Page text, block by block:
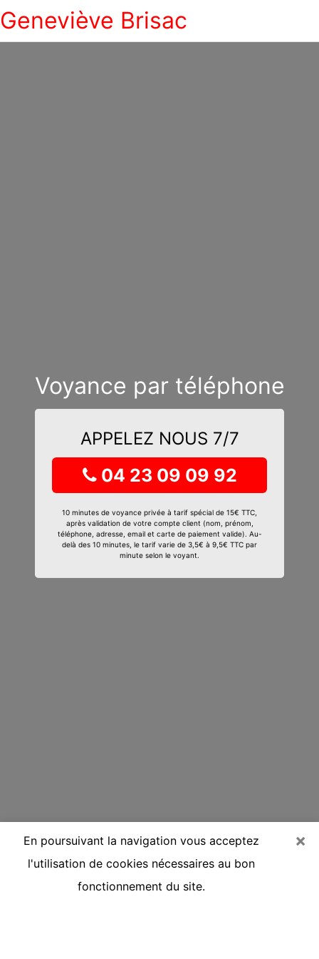
Geneviève Brisac
Voyance par téléphone
APPELEZ NOUS 7/7
04 23 09 09 92
10 minutes de voyance privée à tarif spécial de 15€ TTC,
après validation de votre compte client (nom, prénom,
téléphone, adresse, email et carte de paiement valide). Au-
delà des 10 minutes, le tarif varie de 3,5€ à 9,5€ TTC par
minute selon le voyant.
×
En poursuivant la navigation vous acceptez
l'utilisation de cookies nécessaires au bon
fonctionnement du site.